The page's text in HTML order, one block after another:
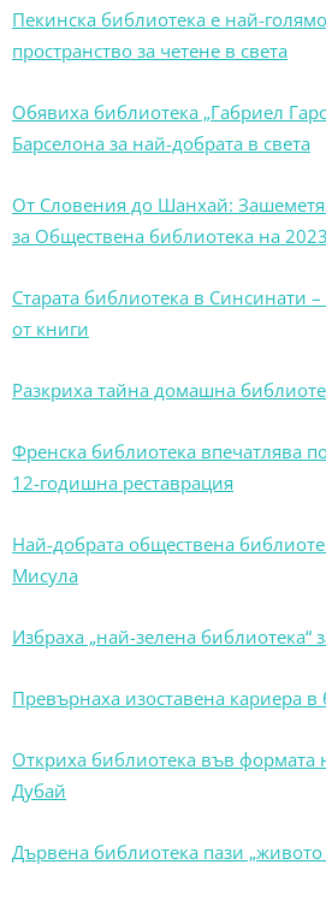
Пекинска библиотека е най-
пространство за четене в света
Обявиха библиотека „Габриел
Барселона за най-добрата в света
От Словения до Шанхай:
за Обществена библиотека на
Старата библиотека в Синсинати
от книги
Разкриха тайна домашна
Френска библиотека впечатлява
12-годишна реставрация
Най-добрата обществена
Мисула
Избраха „най-зелена библиотека“
Превърнаха изоставена кариера в
Откриха библиотека във формата
Дубай
Дървена библиотека пази „живото